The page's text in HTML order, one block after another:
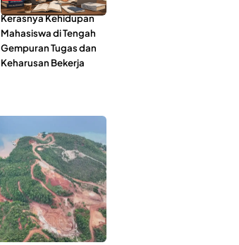
Kerasnya Kehidupan
Mahasiswa di Tengah
Gempuran Tugas dan
Keharusan Bekerja